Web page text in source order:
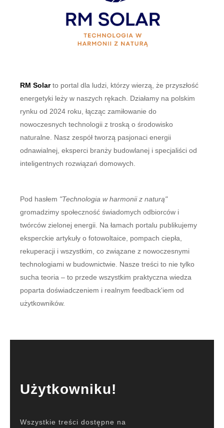
RM Solarto portal dla ludzi, którzy wierzą, że przyszłość
energetyki leży w naszych rękach. Działamy na polskim
rynku od 2024 roku, łącząc zamiłowanie do
nowoczesnych technologii z troską o środowisko
naturalne. Nasz zespół tworzą pasjonaci energii
odnawialnej, eksperci branży budowlanej i specjaliści od
inteligentnych rozwiązań domowych.
Pod hasłem "Technologia w harmonii z naturą"
gromadzimy społeczność świadomych odbiorców i
twórców zielonej energii. Na łamach portalu publikujemy
eksperckie artykuły o fotowoltaice, pompach ciepła,
rekuperacji i wszystkim, co związane z nowoczesnymi
technologiami w budownictwie. Nasze treści to nie tylko
sucha teoria – to przede wszystkim praktyczna wiedza
poparta doświadczeniem i realnym feedback'iem od
użytkowników.
Użytkowniku!
Wszystkie treści dostępne na